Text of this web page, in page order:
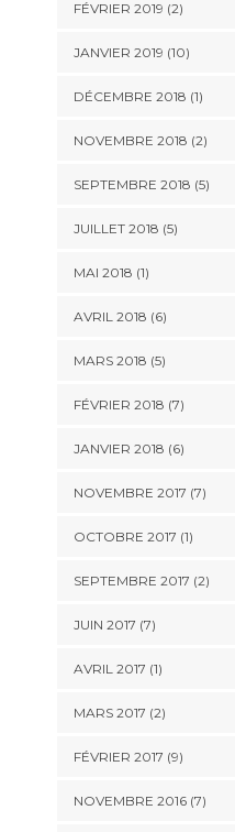
FÉVRIER 2019 (2)
JANVIER 2019 (10)
DÉCEMBRE 2018 (1)
NOVEMBRE 2018 (2)
SEPTEMBRE 2018 (5)
JUILLET 2018 (5)
MAI 2018 (1)
AVRIL 2018 (6)
MARS 2018 (5)
FÉVRIER 2018 (7)
JANVIER 2018 (6)
NOVEMBRE 2017 (7)
OCTOBRE 2017 (1)
SEPTEMBRE 2017 (2)
JUIN 2017 (7)
AVRIL 2017 (1)
MARS 2017 (2)
FÉVRIER 2017 (9)
NOVEMBRE 2016 (7)